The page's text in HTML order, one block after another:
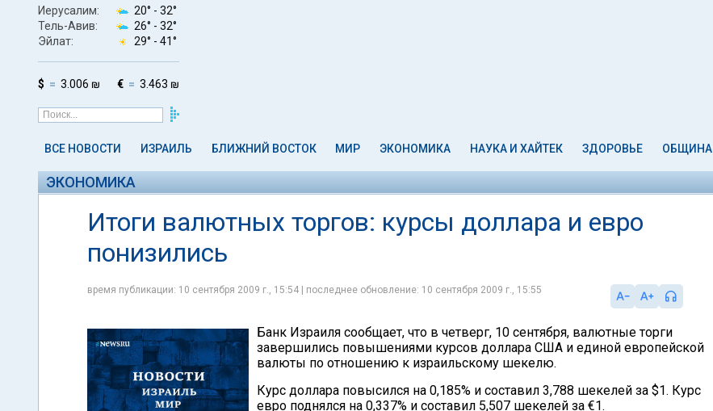
Иерусалим: 20° - 32°
Тель-Авив:
26° - 32°
Эйлат:
29° - 41°
$ 3.006 ₪ € 3.463 ₪
ВСЕ НОВОСТИ ИЗРАИЛЬ БЛИЖНИЙ ВОСТОК МИР ЭКОНОМИКА НАУКА И ХАЙТЕК ЗДОРОВЬЕ ОБЩИНА
ЭКОНОМИКА
Итоги валютных торгов: курсы доллара и евро
понизились
время публикации: 10 сентября 2009 г., 15:54 | последнее обновление: 10 сентября 2009 г., 15:55
Банк Израиля сообщает, что в четверг, 10 сентября, валютные торги
завершились повышениями курсов доллара США и единой европейской
валюты по отношению к израильскому шекелю.
Курс доллара повысился на 0,185% и составил 3,788 шекелей за $1. Курс
евро поднялся на 0,337% и составил 5,507 шекелей за €1.